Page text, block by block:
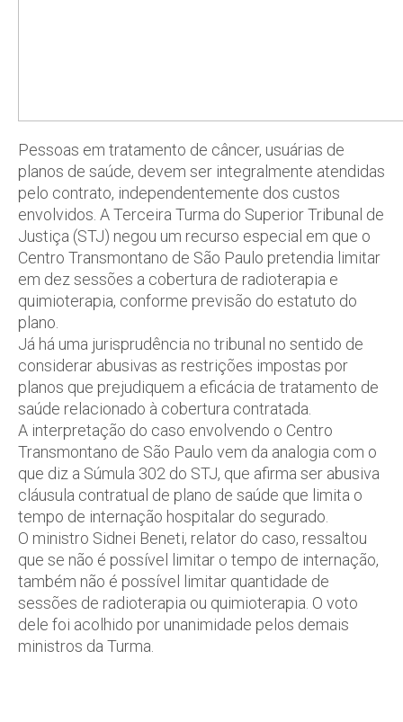
Pessoas em tratamento de câncer, usuárias de
planos de saúde, devem ser integralmente atendidas
pelo contrato, independentemente dos custos
envolvidos. A Terceira Turma do Superior Tribunal de
Justiça (STJ) negou um recurso especial em que o
Centro Transmontano de São Paulo pretendia limitar
em dez sessões a cobertura de radioterapia e
quimioterapia, conforme previsão do estatuto do
plano.
Já há uma jurisprudência no tribunal no sentido de
considerar abusivas as restrições impostas por
planos que prejudiquem a eficácia de tratamento de
saúde relacionado à cobertura contratada.
A interpretação do caso envolvendo o Centro
Transmontano de São Paulo vem da analogia com o
que diz a Súmula 302 do STJ, que afirma ser abusiva
cláusula contratual de plano de saúde que limita o
tempo de internação hospitalar do segurado.
O ministro Sidnei Beneti, relator do caso, ressaltou
que se não é possível limitar o tempo de internação,
também não é possível limitar quantidade de
sessões de radioterapia ou quimioterapia. O voto
dele foi acolhido por unanimidade pelos demais
ministros da Turma.